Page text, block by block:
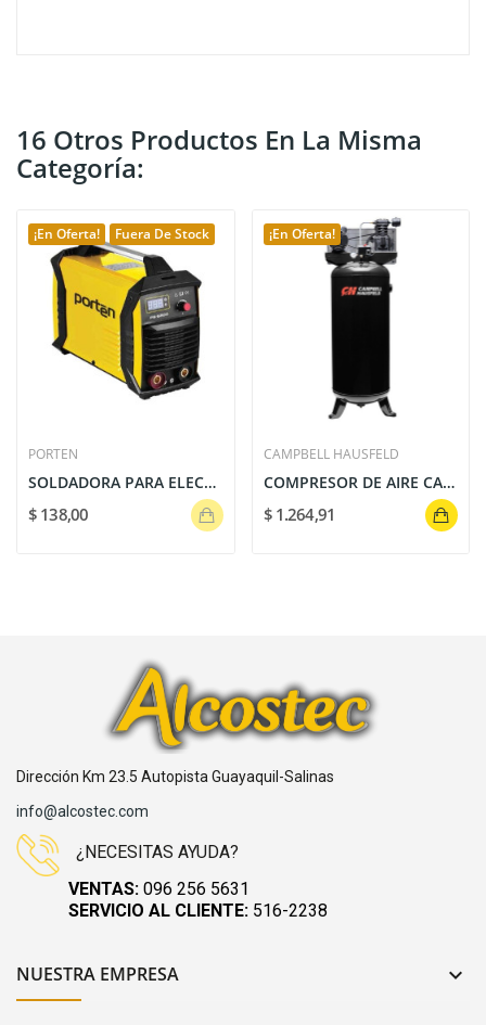
16 Otros Productos En La Misma
Categoría:
¡En Oferta! Fuera De Stock
PORTEN
SOLDADORA PARA ELECTRODO 200A 110/220V | ALTA...
$ 138,00
¡En Oferta!
CAMPBELL HAUSFELD
COMPRESOR DE AIRE CAMPBELL HAUSFELD: 3.7 HP,...
$ 1.264,91
Dirección Km 23.5 Autopista Guayaquil-Salinas
info@alcostec.com
¿NECESITAS AYUDA?
VENTAS: 096 256 5631
SERVICIO AL CLIENTE: 516-2238
NUESTRA EMPRESA 